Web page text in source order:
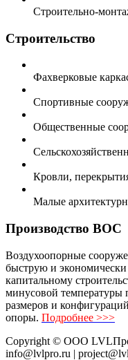
Строительно-
Строительство
Фахверковые
Спортивные
Общественные
Кровли,
Малые
Производство ВОС
Воздухоопорные
быструю и
капитальному
минусовой
размеров и
опоры. Подробнее >>>
Copyright © ООО
info@lvlpro.ru |